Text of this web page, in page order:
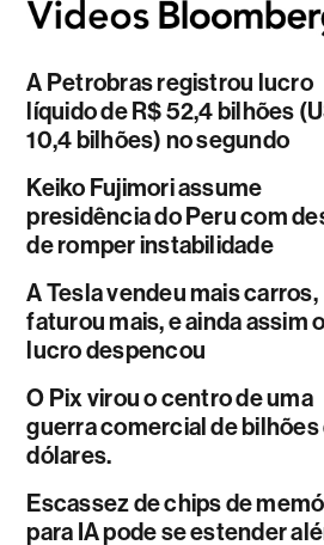
A Petrobras registrou lucro
líquido de R$ 52,4 bilhões
10,4 bilhões) no segundo
Keiko Fujimori assume
presidência do Peru com
de romper instabilidade
A Tesla vendeu mais carros,
faturou mais, e ainda assim o
lucro despencou
O Pix virou o centro de uma
guerra comercial de bilhões
dólares.
Escassez de chips de
para IA pode se estender